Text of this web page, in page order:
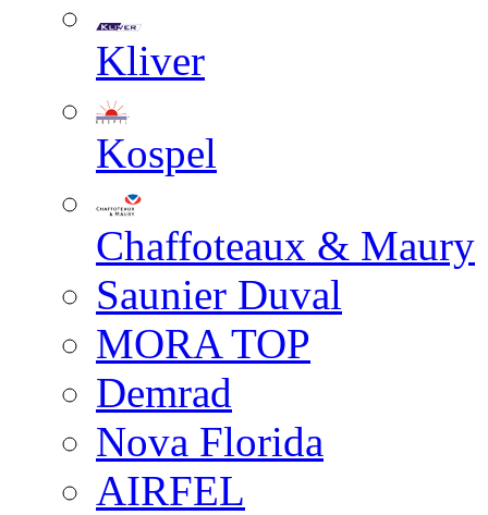
Kliver
Kospel
Chaffoteaux & Maury
Saunier Duval
MORA TOP
Demrad
Nova Florida
AIRFEL